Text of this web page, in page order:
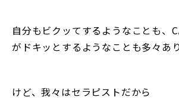
自分もビクッてするようなことも、
がドキッとするようなことも多々あ
けど、我々はセラピストだから